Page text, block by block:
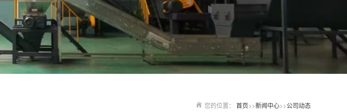
您的位置： 首页>>新闻中心>>公司动态